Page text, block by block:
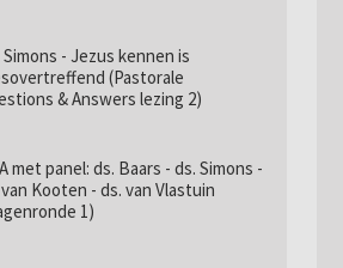
Simons - Jezus kennen is
(Pastorale
& Answers lezing 2)
met panel: ds. Baars - ds. Simons -
Kooten - ds. van Vlastuin
1)